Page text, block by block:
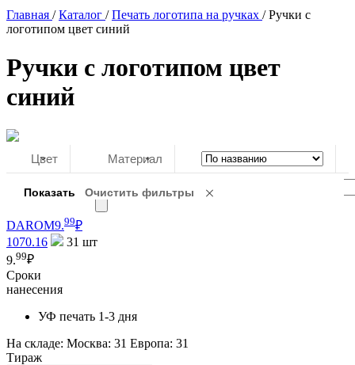
Главная / Каталог / Печать логотипа на ручках / Ручки с
логотипом цвет синий
Ручки с логотипом цвет
синий
Цвет Материал
DAROM9.99₽
1070.16
31 шт
9.99₽
Сроки
нанесения
УФ печать 1-3 дня
На складе: Москва: 31 Европа: 31
Тираж